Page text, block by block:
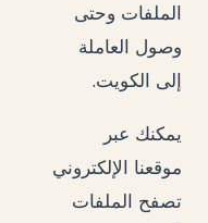
الملفات وحتى
وصول العاملة
إلى الكويت.
يمكنك عبر
موقعنا الإلكتروني
تصفح الملفات